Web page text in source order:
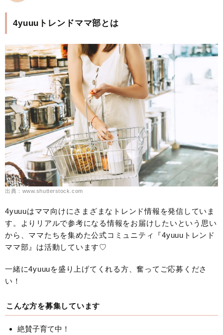
4yuuuトレンドママ部とは
出典：www.shutterstock.com
4yuuuはママ向けにさまざまなトレンド情報を発信していま
す。よりリアルで参考になる情報をお届けしたいという思い
から、ママたちを集めた公式コミュニティ『4yuuuトレンド
ママ部』は活動しています♡
一緒に4yuuuを盛り上げてくれる方、奮ってご応募くださ
い！
こんな方を募集しています
絶賛子育て中！